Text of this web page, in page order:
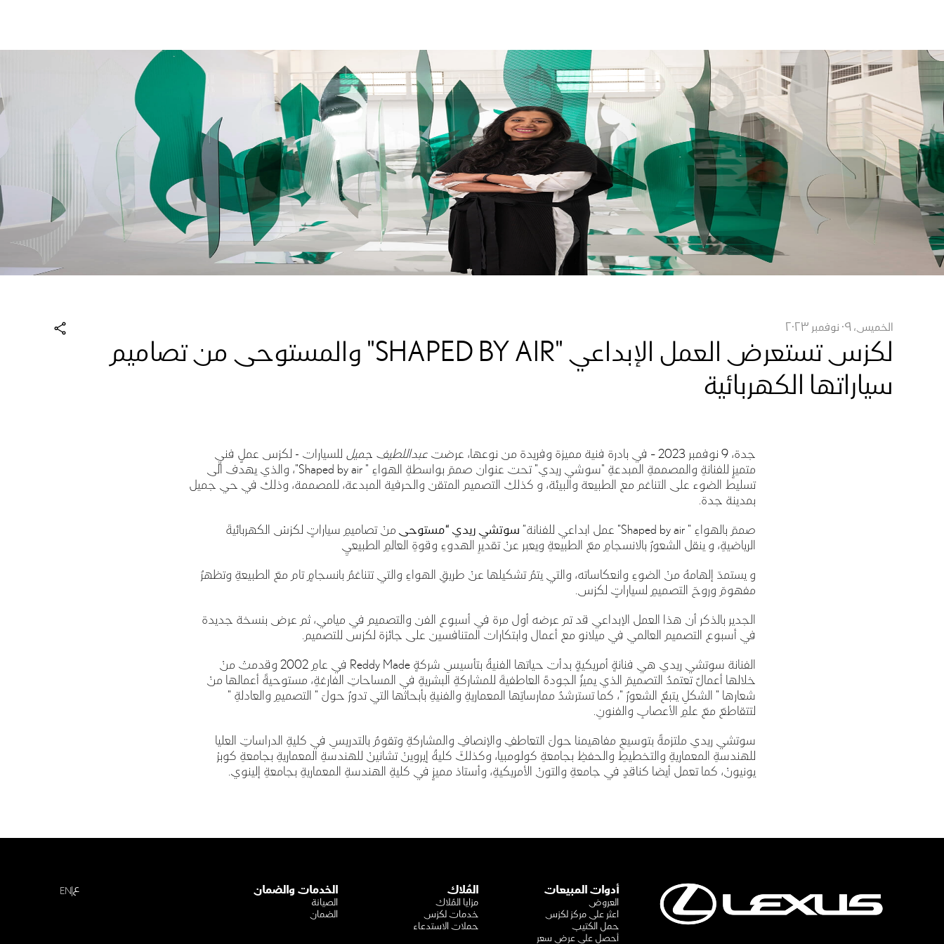
الخميس، ٠٩ نوفمبر ٢٠٢٣
لكزس تستعرض العمل الإبداعي "SHAPED BY AIR" والمستوحى من تصاميم
سياراتها الكهربائية
جدة، 9 نوفمبر 2023 – في بادرة فنية مميزة وفريدة من نوعها، عرضت عبداللطيف جميل للسيارات - لكزس عملٍ فنيٍ
متميزٍ للفنانةِ والمصممةِ المبدعةِ "سوشي ريدي" تحت عنوان صممَ بواسطةِ الهواءِ "
"، والذي يهدف الى
تسليط الضوء على التناغم مع الطبيعة والبيئة، و كذلك التصميم المتقن والحرفية المبدعة، للمصممة، وذلك في حي جميل
بمدينة جدة.
صممَ بالهواءِ "
" عمل ابداعي للفنانة” سوتشي ريدي“مستوحى منْ تصاميمِ سياراتٍ لكزسْ الكهربائيةَ
الرياضيةِ، و ينقل الشعورُ بالانسجامِ معَ الطبيعةِ ويعبر عنْ تقديرِ الهدوءِ وقوةِ العالمِ الطبيعيِ
و يستمدَ إلهامهُ منْ الضوءِ وانعكاساته، والتي يتمُ تشكيلها عنْ طريقِ الهواءِ والتي تتناغمُ بانسجامٍ تام معَ الطبيعةِ وتظهرُ
مفهومَ وروحَ التصميمِ لسياراتٍ لكزس.
الجدير بالذكر أن هذا العمل الإبداعي قد تم عرضه أول مرة في أسبوع الفن والتصميم في ميامي، ثم عرض بنسخة جديدة
في أسبوع التصميم العالمي في ميلانو مع أعمال وابتكارات المتنافسين على جائزة لكزس للتصميم.
الفنانة سوتشي ريدي هي فنانةٍ أمريكيةٍ بدأت حياتها الفنيةُ بتأسيسِ شركةٍ
في عامِ 2002 وقدمتْ منْ
خلالها أعمالٌ تعتمدُ التصميمَ الذي يميزُ الجودةَ العاطفيةَ للمشاركةِ البشريةِ في المساحاتِ الفارغةِ، مستوحيةً أعمالها منْ
شعارها " الشكلِ يتبعُ الشعورُ "، كما تسترشدُ ممارساتِها المعماريةِ والفنيةِ بأبحاثها التي تدورُ حولَ " التصميمِ والعادلةِ "
لتتقاطعَ معَ علمِ الأعصابِ والفنونِ.
سوتشي ريدي ملتزمةً بتوسيعِ مفاهيمنا حولَ التعاطفِ والإنصافِ والمشاركةِ وتقومُ بالتدريسِ في كليةِ الدراساتِ العليا
للهندسةِ المعماريةِ والتخطيطِ والحفظِ بجامعةِ كولومبيا، وكذلكَ كليةُ إيروينْ تشانينْ للهندسةِ المعماريةِ بجامعةِ كوبرْ
يونيونْ، كما تعمل أيضا كناقدٍ في جامعةِ والتونْ الأمريكيةِ، وأستاذ مميزٍ في كليةِ الهندسةِ المعماريةِ بجامعةِ إلينوي.
أدوات المبيعات
العروض
اعثر على مركز لكزس
حمل الكتيب
أحصل على عرض سعر
المُلاك
مزايا المُلاك
خدمات لكزس
حملات الاستدعاء
الخدمات والضمان
الصيانة
الضمان
ع EN